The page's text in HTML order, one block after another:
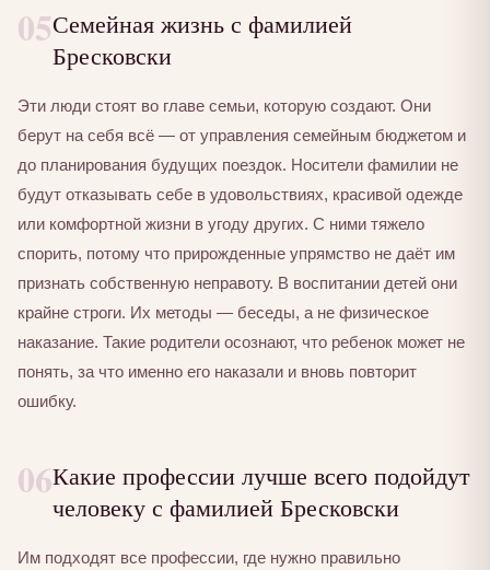
05Семейная жизнь с фамилией
Бресковски
Эти люди стоят во главе семьи, которую создают. Они
берут на себя всё — от управления семейным бюджетом и
до планирования будущих поездок. Носители фамилии не
будут отказывать себе в удовольствиях, красивой одежде
или комфортной жизни в угоду других. С ними тяжело
спорить, потому что прирожденные упрямство не даёт им
признать собственную неправоту. В воспитании детей они
крайне строги. Их методы — беседы, а не физическое
наказание. Такие родители осознают, что ребенок может не
понять, за что именно его наказали и вновь повторит
ошибку.
06Какие профессии лучше всего подойдут
человеку с фамилией Бресковски
Им подходят все профессии, где нужно правильно